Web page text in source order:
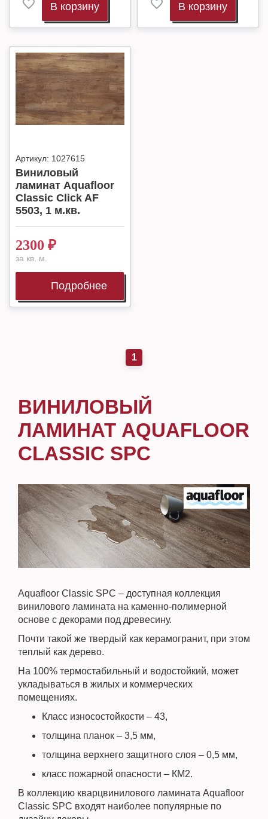
В корзину В корзину
Артикул: 1027615
Виниловый
ламинат Aquafloor
Classic Click AF
5503, 1 м.кв.
2300 ₽
за кв. м.
Подробнее
1
ВИНИЛОВЫЙ
ЛАМИНАТ AQUAFLOOR
CLASSIC SPC
Aquafloor Classic SPC – доступная коллекция
винилового ламината на каменно-полимерной
основе с декорами под древесину.
Почти такой же твердый как керамогранит, при этом
теплый как дерево.
На 100% термостабильный и водостойкий, может
укладываться в жилых и коммерческих
помещениях.
Класс износостойкости – 43,
толщина планок – 3,5 мм,
толщина верхнего защитного слоя – 0,5 мм,
класс пожарной опасности – КМ2.
В коллекцию кварцвинилового ламината Aquafloor
Classic SPC входят наиболее популярные по